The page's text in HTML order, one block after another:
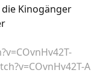
Kinogänger
A